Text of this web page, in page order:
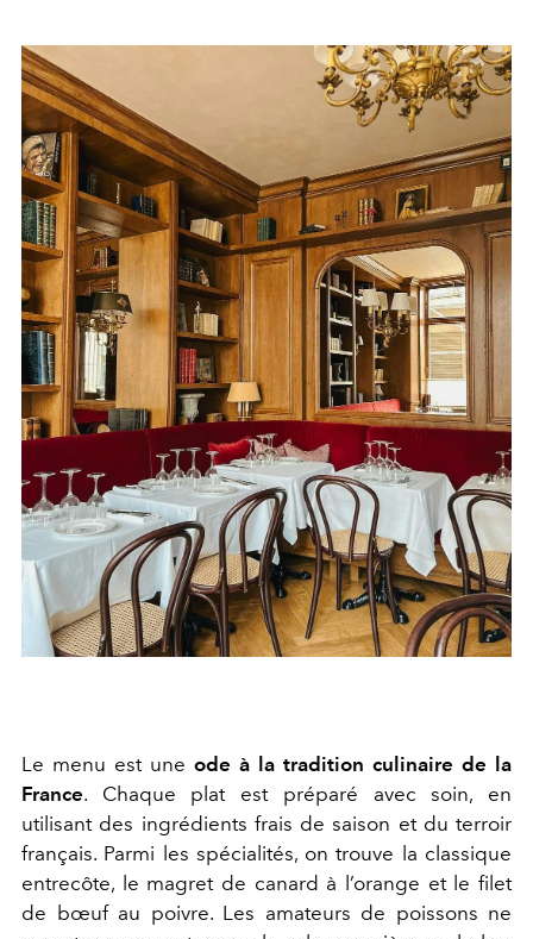
Le menu est une ode à la tradition culinaire de la
France. Chaque plat est préparé avec soin, en
utilisant des ingrédients frais de saison et du terroir
français. Parmi les spécialités, on trouve la classique
entrecôte, le magret de canard à l’orange et le filet
de bœuf au poivre. Les amateurs de poissons ne